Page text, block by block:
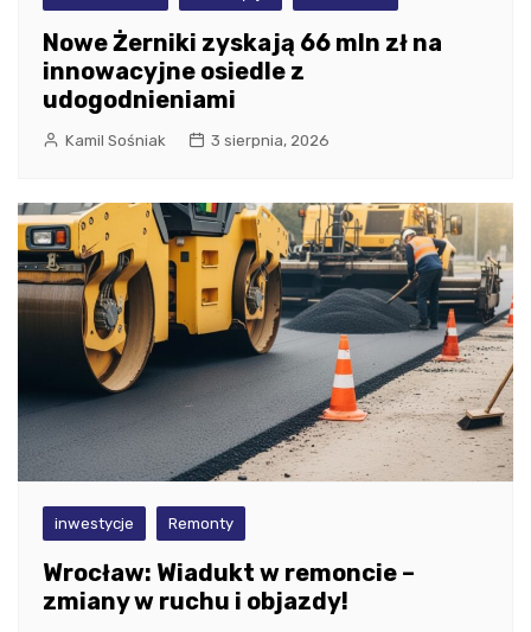
Nowe Żerniki zyskają 66 mln zł na
innowacyjne osiedle z
udogodnieniami
Kamil Sośniak 3 sierpnia, 2026
inwestycje Remonty
Wrocław: Wiadukt w remoncie –
zmiany w ruchu i objazdy!